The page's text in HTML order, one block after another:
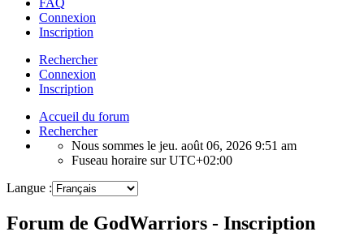
Connexion
Inscription
Rechercher
Connexion
Inscription
Accueil du forum
Rechercher
Nous sommes le jeu. août 06, 2026 9:51 am
Fuseau horaire surUTC+02:00
Langue :
Forum de GodWarriors - Inscription